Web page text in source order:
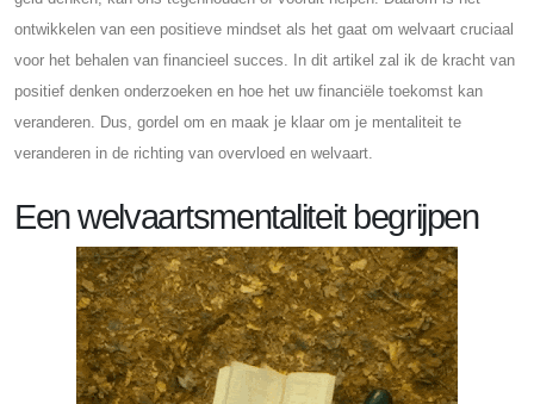
ontwikkelen van een positieve mindset als het gaat om welvaart cruciaal
voor het behalen van financieel succes. In dit artikel zal ik de kracht van
positief denken onderzoeken en hoe het uw financiële toekomst kan
veranderen. Dus, gordel om en maak je klaar om je mentaliteit te
veranderen in de richting van overvloed en welvaart.
Een welvaartsmentaliteit begrijpen